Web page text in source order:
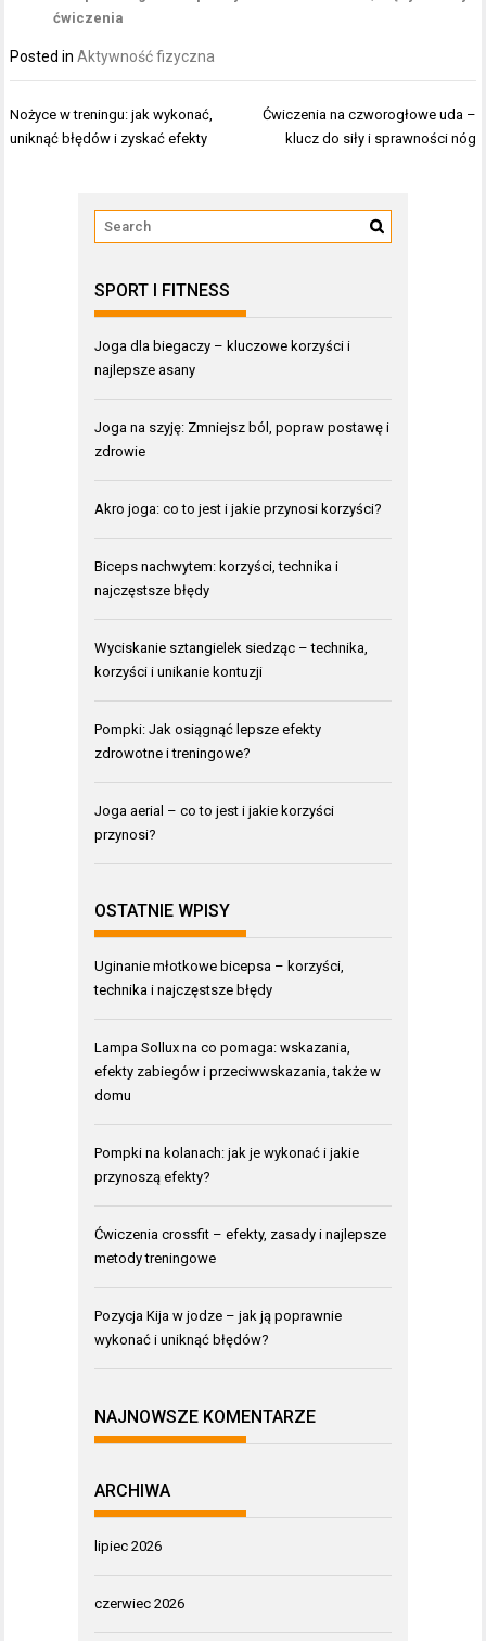
ćwiczenia
Posted inAktywność fizyczna
Nawigacja
wpisu
Nożyce w treningu: jak wykonać,
uniknąć błędów i zyskać efekty
Ćwiczenia na czworogłowe uda –
klucz do siły i sprawności nóg
SPORT I FITNESS
Joga dla biegaczy – kluczowe korzyści i
najlepsze asany
Joga na szyję: Zmniejsz ból, popraw postawę i
zdrowie
Akro joga: co to jest i jakie przynosi korzyści?
Biceps nachwytem: korzyści, technika i
najczęstsze błędy
Wyciskanie sztangielek siedząc – technika,
korzyści i unikanie kontuzji
Pompki: Jak osiągnąć lepsze efekty
zdrowotne i treningowe?
Joga aerial – co to jest i jakie korzyści
przynosi?
OSTATNIE WPISY
Uginanie młotkowe bicepsa – korzyści,
technika i najczęstsze błędy
Lampa Sollux na co pomaga: wskazania,
efekty zabiegów i przeciwwskazania, także w
domu
Pompki na kolanach: jak je wykonać i jakie
przynoszą efekty?
Ćwiczenia crossfit – efekty, zasady i najlepsze
metody treningowe
Pozycja Kija w jodze – jak ją poprawnie
wykonać i uniknąć błędów?
NAJNOWSZE KOMENTARZE
ARCHIWA
lipiec 2026
czerwiec 2026